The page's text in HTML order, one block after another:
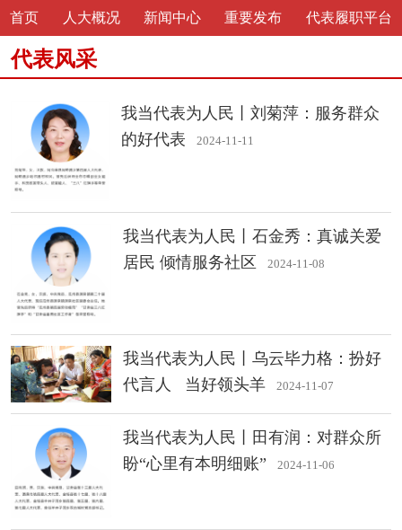
首页 人大概况 新闻中心 重要发布 代表履职平台
代表风采
我当代表为人民丨刘菊萍：服务群众
的好代表
2024-11-11
我当代表为人民丨石金秀：真诚关爱
居民 倾情服务社区
2024-11-08
我当代表为人民丨乌云毕力格：扮好
代言人 当好领头羊
2024-11-07
我当代表为人民丨田有润：对群众所
盼“心里有本明细账”
2024-11-06